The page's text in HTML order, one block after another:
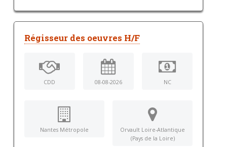
Régisseur des oeuvres H/F
CDD 08-08-2026 NC
Nantes Métropole
Orvault Loire-Atlantique
(Pays de la Loire)